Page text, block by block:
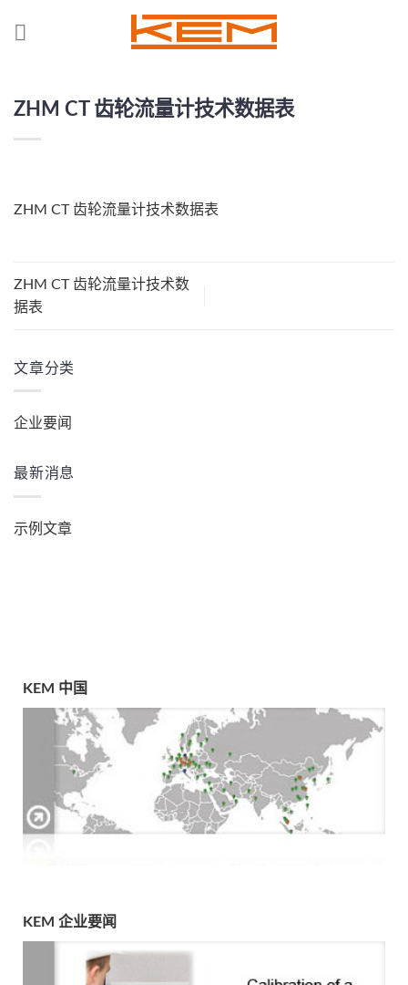
ZHM CT 齿轮流量计技术数据表
ZHM CT 齿轮流量计技术数据表
ZHM CT 齿轮流量计技术数
据表
文章分类
企业要闻
最新消息
示例文章
KEM 中国
KEM 企业要闻